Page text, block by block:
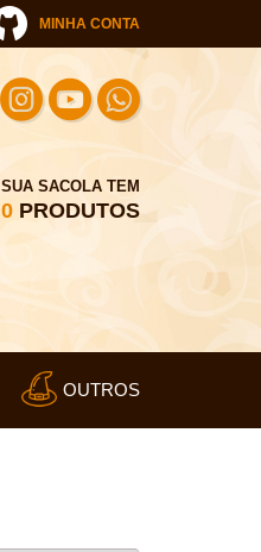
MINHA CONTA
SUA SACOLA TEM
0PRODUTOS
OUTROS